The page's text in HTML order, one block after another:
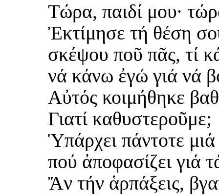
Τώρα, παιδί μου·
Ἐκτίμησε τή θέση
σκέψου ποῦ πᾶς, τί
νά κάνω ἐγώ γιά νά
Αὐτός κοιμήθηκε
Γιατί καθυστεροῦμε;
Ὑπάρχει πάντοτε μιά
πού ἀποφασίζει γιά
Ἄν τήν ἁρπάξεις,